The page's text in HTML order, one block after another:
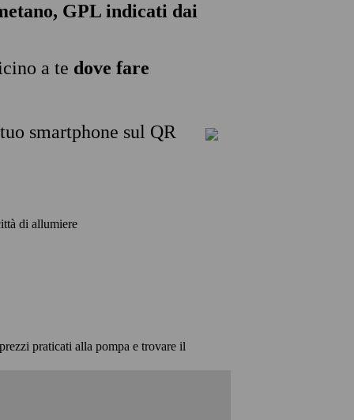
GPL indicati dai
a te dove fare
smartphone sul QR
di allumiere
praticati alla pompa e trovare il